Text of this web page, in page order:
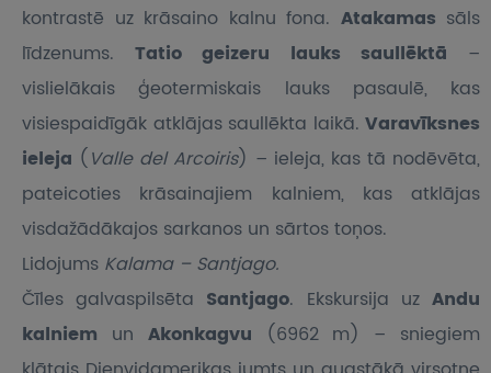
kontrastē uz krāsaino kalnu fona. Atakamas sāls
līdzenums. Tatio geizeru lauks saullēktā –
vislielākais ģeotermiskais lauks pasaulē, kas
visiespaidīgāk atklājas saullēkta laikā. Varavīksnes
ieleja (Valle del Arcoiris) – ieleja, kas tā nodēvēta,
pateicoties krāsainajiem kalniem, kas atklājas
visdažādākajos sarkanos un sārtos toņos.
Lidojums Kalama – Santjago.
Čīles galvaspilsēta Santjago. Ekskursija uzAndu
kalniem un Akonkagvu (6962 m) – sniegiem